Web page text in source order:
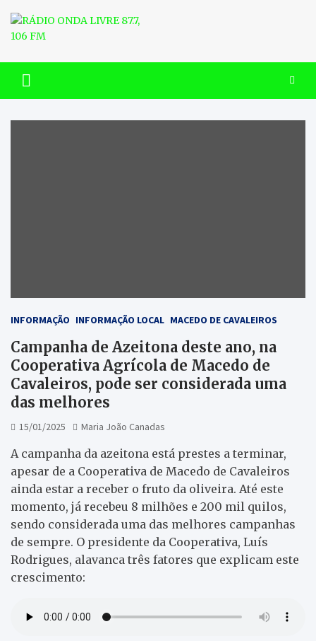
content
RÁDIO ONDA LIVRE 87.7, 106
FM
INFORMAÇÃO INFORMAÇÃO LOCAL MACEDO DE CAVALEIROS
Campanha de Azeitona deste ano, na
Cooperativa Agrícola de Macedo de
Cavaleiros, pode ser considerada uma
das melhores
15/01/2025 Maria João Canadas
A campanha da azeitona está prestes a terminar,
apesar de a Cooperativa de Macedo de Cavaleiros
ainda estar a receber o fruto da oliveira. Até este
momento, já recebeu 8 milhões e 200 mil quilos,
sendo considerada uma das melhores campanhas
de sempre. O presidente da Cooperativa, Luís
Rodrigues, alavanca três fatores que explicam este
crescimento: